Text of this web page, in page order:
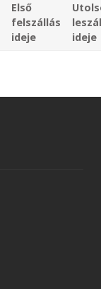
Első
felszállás
ideje
ideje